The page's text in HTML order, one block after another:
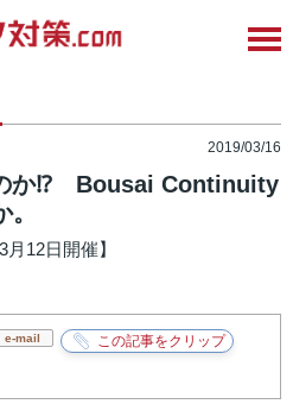
2019/03/16
か⁉ Bousai Continuity
12日開催】
e-mail